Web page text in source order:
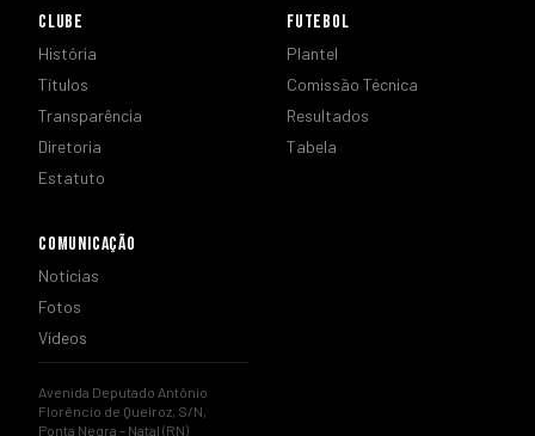
CLUBE
História
Títulos
Transparência
Diretoria
Estatuto
FUTEBOL
Plantel
Comissão Técnica
Resultados
Tabela
COMUNICAÇÃO
Notícias
Fotos
Vídeos
Avenida Deputado Antônio
Florêncio de Queiroz, S/N,
Ponta Negra – Natal (RN)